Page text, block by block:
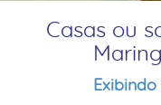
Casas ou
Exibindo